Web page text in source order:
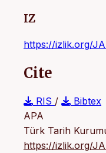
IZ
https://izlik.org/
Cite
RIS /
Bibtex
APA
Türk Tarih
https://izlik.org/